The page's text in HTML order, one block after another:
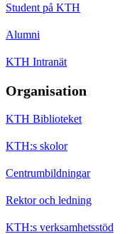
Student på KTH
Alumni
KTH Intranät
Organisation
KTH Biblioteket
KTH:s skolor
Centrumbildningar
Rektor och ledning
KTH:s verksamhetsstöd